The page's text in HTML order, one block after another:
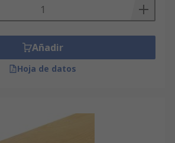
Añadir
Hoja de datos